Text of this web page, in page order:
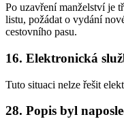
Po uzavření manželství je
listu, požádat o vydání
cestovního pasu.
16. Elektronická
Tuto situaci nelze řešit
28. Popis byl